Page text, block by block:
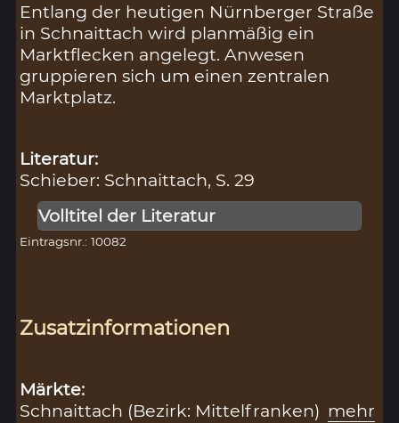
Entlang der heutigen Nürnberger Straße
in Schnaittach wird planmäßig ein
Marktflecken angelegt. Anwesen
gruppieren sich um einen zentralen
Marktplatz.
Literatur:
Schieber: Schnaittach, S. 29
Volltitel der Literatur
Eintragsnr.: 10082
Zusatzinformationen
Märkte:
Schnaittach (Bezirk: Mittelfranken) mehr